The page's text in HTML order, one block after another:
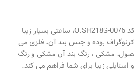
ساعت اورینتال مردانه کد O.SH218G-0076، ساعتی بسیار زیبا
از نوع کرنوگراف بوده و جنس بند آن، فلزی می
مشکی ، رنگ بند آن مشکی و رنگ
زیبا برای شما فراهم می کند.